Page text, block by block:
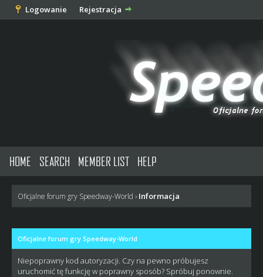
Logowanie Rejestracja
HOME SEARCH MEMBER LIST HELP
Oficjalne forum gry Speedway-World › Informacja
Oficjalne forum gry Speedway-World
Niepoprawny kod autoryzacji. Czy na pewno próbujesz
uruchomić tę funkcję w poprawny sposób? Spróbuj ponownie.